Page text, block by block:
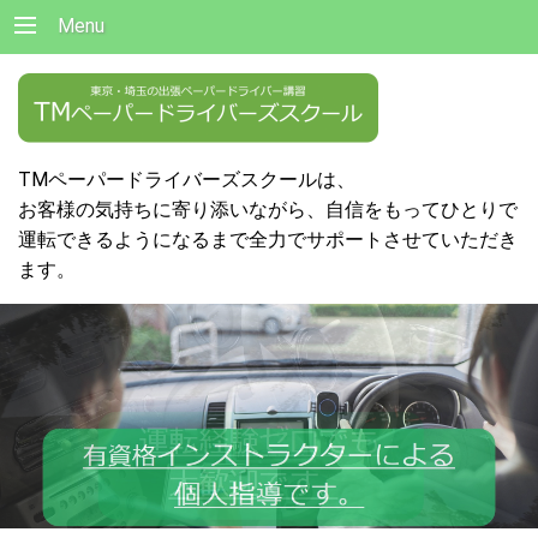
Menu
TMペーパードライバーズスクールは、
お客様の気持ちに寄り添いながら、自信をもってひとりで
運転できるようになるまで全力でサポートさせていただき
ます。